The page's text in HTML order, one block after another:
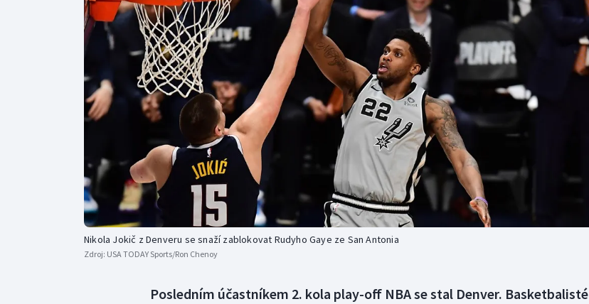
Curling
Dostihy
Futsal
Golf
Gymnastika
Moderní pětiboj
Motorsport
Olympijské hry
Parasport
Plavání
Plážový volejbal
Triatlon
Vodní slalom
Volejbal
Nikola Jokič z Denveru se snaží zablokovat Rudyho Gaye ze San Antonia
Zdroj: USA TODAY Sports/Ron Chenoy
Posledním účastníkem 2. kola play-off NBA se stal Denver. Basketbalisté